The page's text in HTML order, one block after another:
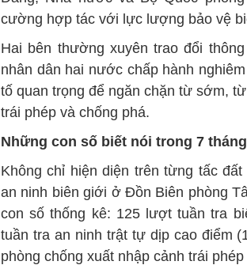
cường hợp tác với lực lượng bảo vệ
Hai bên thường xuyên trao đổi
nhân dân hai nước chấp hành
tố quan trọng để ngăn chặn từ sớm,
trái phép và chống phá.
Những con số biết nói trong 7
Không chỉ hiện diện trên từng tấc
an ninh biên giới ở Đồn Biên phòng
con số thống kê: 125 lượt tuần tra
tuần tra an ninh trật tự dịp cao điểm
phòng chống xuất nhập cảnh trái